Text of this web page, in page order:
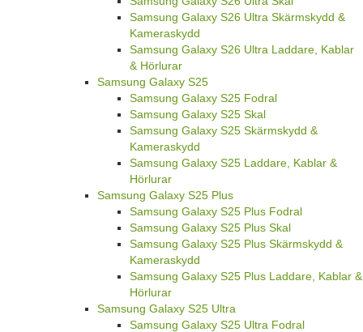
Samsung Galaxy S26 Ultra Skärmskydd &
Kameraskydd
Samsung Galaxy S26 Ultra Laddare, Kablar
& Hörlurar
Samsung Galaxy S25
Samsung Galaxy S25 Fodral
Samsung Galaxy S25 Skal
Samsung Galaxy S25 Skärmskydd &
Kameraskydd
Samsung Galaxy S25 Laddare, Kablar &
Hörlurar
Samsung Galaxy S25 Plus
Samsung Galaxy S25 Plus Fodral
Samsung Galaxy S25 Plus Skal
Samsung Galaxy S25 Plus Skärmskydd &
Kameraskydd
Samsung Galaxy S25 Plus Laddare, Kablar &
Hörlurar
Samsung Galaxy S25 Ultra
Samsung Galaxy S25 Ultra Fodral